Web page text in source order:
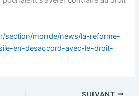
section/monde/news/la-reforme-
en-desaccord-avec-le-droit-
SUIVANT